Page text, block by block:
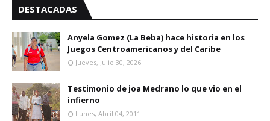
DESTACADAS
Anyela Gomez (La Beba) hace historia en los
Juegos Centroamericanos y del Caribe
Jueves, Julio 30, 2026
Testimonio de joa Medrano lo que vio en el
infierno
Lunes, Abril 04, 2011